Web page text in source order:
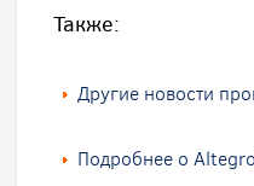
Также:
Другие новости
Подробнее о